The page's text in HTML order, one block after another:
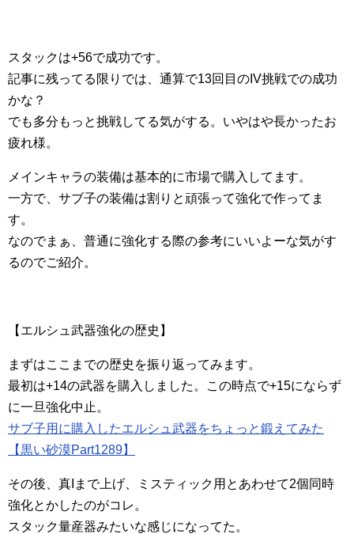
スタックは+56で成功です。
記事に残ってる限りでは、通算で13回目のIV挑戦での成功
かな？
でも多分もっと挑戦してる気がする。いやはや長かったお
疲れ様。
メインキャラの装備は基本的に市場で購入してます。
一方で、サブ子の装備は割りと頑張って強化で作ってま
す。
なのでまぁ、普通に強化する際の参考にいいよーな気がす
るのでご紹介。
【エルシュ武器強化の歴史】
まずはここまでの歴史を振り返ってみます。
最初は+14の武器を購入しました。この時点で+15にならず
に一旦強化中止。
サブ子用に購入したエルシュ武器をちょっと鍛えてみた
【黒い砂漠Part1289】
その後、真Iまで上げ、ミスティック用とあわせて2個同時
強化とかしたのがコレ。
スタック量産器みたいな感じになってた。